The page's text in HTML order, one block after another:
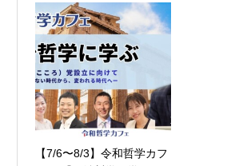
【7/6〜8/3】令和哲学カフ